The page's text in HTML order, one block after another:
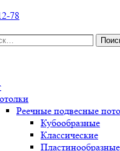
78
Реечные подвесные
Кубообразные
Классические
Пластинообразные